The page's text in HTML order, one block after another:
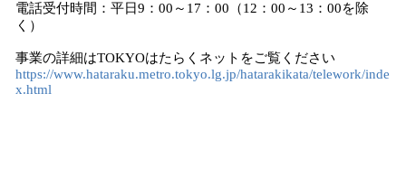
電話受付時間：平日9：00～17：00（12：00～13：00を除
く）
事業の詳細はTOKYOはたらくネットをご覧ください
https://www.hataraku.metro.tokyo.lg.jp/hatarakikata/telework/inde
x.html